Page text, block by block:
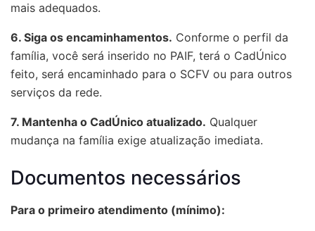
mais adequados.
6. Siga os encaminhamentos. Conforme o perfil da
família, você será inserido no PAIF, terá o CadÚnico
feito, será encaminhado para o SCFV ou para outros
serviços da rede.
7. Mantenha o CadÚnico atualizado. Qualquer
mudança na família exige atualização imediata.
Documentos necessários
Para o primeiro atendimento (mínimo):